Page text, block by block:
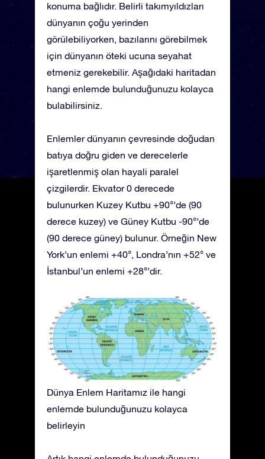
konuma bağlıdır. Belirli takımyıldızları
dünyanın çoğu yerinden
görülebiliyorken, bazılarını görebilmek
için dünyanın öteki ucuna seyahat
etmeniz gerekebilir. Aşağıdaki haritadan
hangi enlemde bulunduğunuzu kolayca
bulabilirsiniz.
Enlemler dünyanın çevresinde doğudan
batıya doğru giden ve derecelerle
işaretlenmiş olan hayali paralel
çizgilerdir. Ekvator 0 derecede
bulunurken Kuzey Kutbu +90°’de (90
derece kuzey) ve Güney Kutbu -90°’de
(90 derece güney) bulunur. Örneğin New
York’un enlemi +40°, Londra’nın +52° ve
İstanbul’un enlemi +28°’dir.
Dünya Enlem Haritamız ile hangi
enlemde bulunduğunuzu kolayca
belirleyin